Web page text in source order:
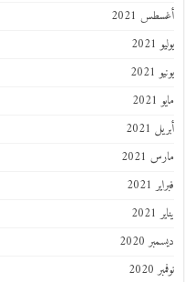
أغسطس 2021
يوليو 2021
يونيو 2021
مايو 2021
أبريل 2021
مارس 2021
فبراير 2021
يناير 2021
ديسمبر 2020
نوفمبر 2020